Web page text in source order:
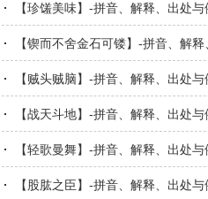
【珍馐美味】-拼音、解释、出处与
【锲而不舍金石可镂】-拼音、解释
【贼头贼脑】-拼音、解释、出处与
【战天斗地】-拼音、解释、出处与
【轻歌曼舞】-拼音、解释、出处与
【股肱之臣】-拼音、解释、出处与